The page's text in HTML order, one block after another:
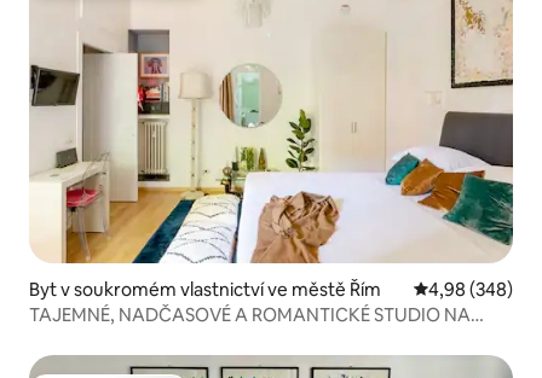
Byt v soukromém vlastnictví ve městě Řím Průměrné
4,98 (348)
TAJEMNÉ, NADČASOVÉ A ROMANTICKÉ STUDIO NA